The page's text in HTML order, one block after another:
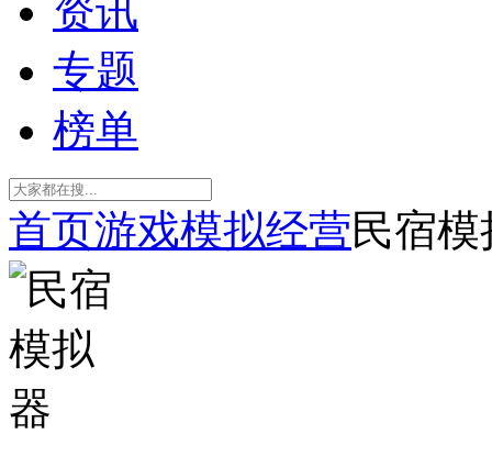
资讯
专题
榜单
首页游戏模拟经营民宿